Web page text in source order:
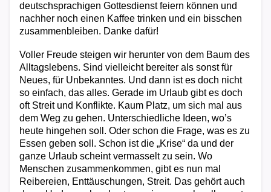
deutschsprachigen Gottesdienst feiern können und
nachher noch einen Kaffee trinken und ein bisschen
zusammenbleiben. Danke dafür!
Voller Freude steigen wir herunter von dem Baum des
Alltagslebens. Sind vielleicht bereiter als sonst für
Neues, für Unbekanntes. Und dann ist es doch nicht
so einfach, das alles. Gerade im Urlaub gibt es doch
oft Streit und Konflikte. Kaum Platz, um sich mal aus
dem Weg zu gehen. Unterschiedliche Ideen, wo’s
heute hingehen soll. Oder schon die Frage, was es zu
Essen geben soll. Schon ist die „Krise“ da und der
ganze Urlaub scheint vermasselt zu sein. Wo
Menschen zusammenkommen, gibt es nun mal
Reibereien, Enttäuschungen, Streit. Das gehört auch